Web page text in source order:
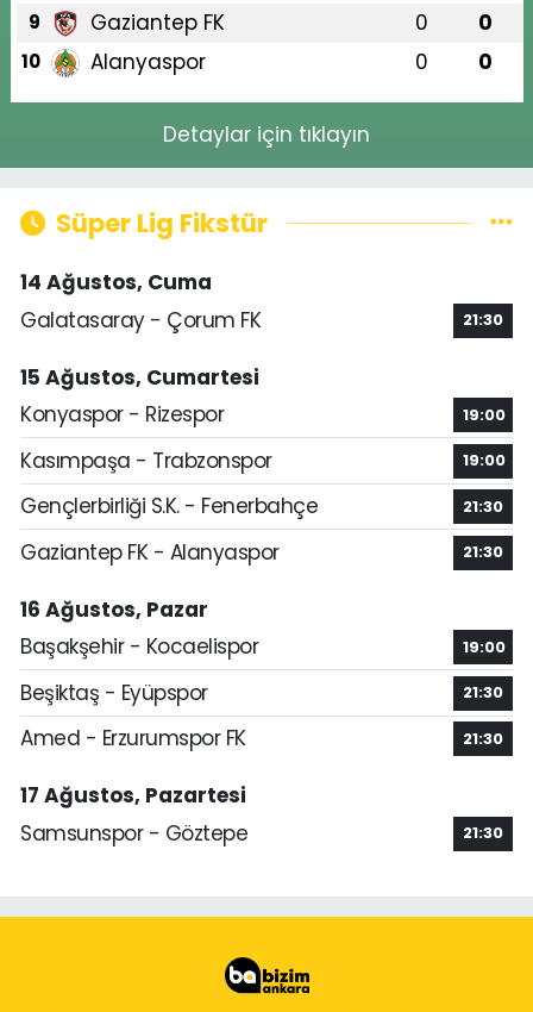
9 Gaziantep FK 0 0
10 Alanyaspor 0 0
Detaylar için tıklayın
Süper Lig Fikstür
14 Ağustos, Cuma
Galatasaray - Çorum FK
21:30
15 Ağustos, Cumartesi
Konyaspor - Rizespor
19:00
Kasımpaşa - Trabzonspor 19:00
Gençlerbirliği S.K. - Fenerbahçe 21:30
Gaziantep FK - Alanyaspor 21:30
16 Ağustos, Pazar
Başakşehir - Kocaelispor
19:00
Beşiktaş - Eyüpspor 21:30
Amed - Erzurumspor FK 21:30
17 Ağustos, Pazartesi
Samsunspor - Göztepe
21:30